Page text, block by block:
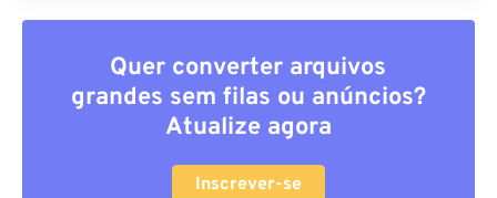
Quer converter arquivos
grandes sem filas ou anúncios?
Atualize agora
Inscrever-se